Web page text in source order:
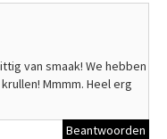
van smaak! We hebben
Mmmm. Heel erg
Beantwoorden